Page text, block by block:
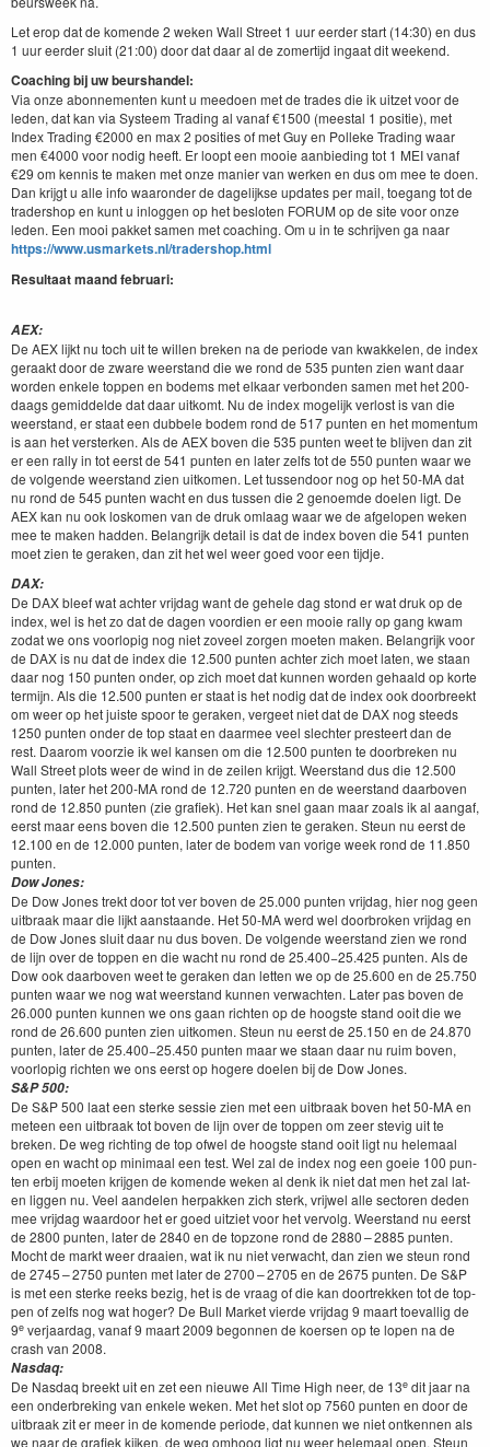
Let erop dat de komende 2 weken Wall Street 1 uur eerder start (14:30) en dus
1 uur eerder sluit (21:00) door dat daar al de zomer­ti­jd ingaat dit weekend.
Coach­ing bij uw beur­shan­del:
Via onze abon­nementen kunt u mee­doen met de trades die ik uitzet voor de
leden, dat kan via Sys­teem Trad­ing al vanaf €1500 (meestal 1 posi­tie), met
Index Trad­ing €2000 en max2 posi­ties of met Guy en Polleke Trad­ing waar
men €4000 voor nodig heeft. Er loopt een mooie aan­bied­ing tot 1 MEIvanaf
€29 om ken­nis te mak­en met onze manier van werken en dus om mee te doen.
Dan kri­jgt u alle info waaron­der de dagelijkse updates per mail, toe­gang tot de
trader­shop en kunt u inloggen op het besloten FORUMop de site voor onze
leden. Een mooi pakket samen met coach­ing. Om u in te schri­jven ga naar
https://​www​.usmar​kets​.nl/​t​r​a​d​e​r​s​h​o​p​.html
Resul­taat maand februari:
AEX:
De AEXlijkt nu toch uit te willen breken na de peri­ode van kwakke­len, de index
ger­aakt door de zware weer­stand die we rond de 535 pun­ten zien want daar
wor­den enkele top­pen en bodems met elka­ar ver­bon­den samen met het200-
daags gemid­delde dat daar uitkomt. Nu de index mogelijk ver­lost is van die
weer­stand, er staat een dubbele bodem rond de 517pun­ten en het momen­tum
is aan het ver­sterken. Als de AEXboven die 535 pun­ten weet te bli­jven dan zit
er een ral­ly in tot eerst de 541 pun­ten en lat­er zelfs tot de 550 pun­ten waar we
de vol­gende weer­stand zien uitkomen. Let tussendoor nog op het50-MAdat
nu rond de 545 pun­ten wacht en dus tussen die 2 genoemde doe­len ligt. De
AEXkan nu ook loskomen van de druk omlaag waar we de afgelopen weken
mee te mak­en had­den. Belan­grijk detail is dat de index boven die 541 pun­ten
moet zien te ger­ak­en, dan zit het wel weer goed voor een tijdje.
DAX:
De DAXbleef wat achter vri­jdag want de gehele dag stond er wat druk op de
index, wel is het zo dat de dagen voor­di­en er een mooie ral­ly op gang kwam
zodat we ons voor­lop­ig nog niet zoveel zor­gen moeten mak­en. Belan­grijk voor
de DAXis nu dat de index die 12.500 pun­ten achter zich moet lat­en, we staan
daar nog 150 pun­ten onder, op zich moet dat kun­nen wor­den gehaald op korte
ter­mi­jn. Als die 12.500 pun­ten er staat is het nodig dat de index ook door­breekt
om weer op het juiste spoor te ger­ak­en, vergeet niet dat de DAXnog steeds
1250 pun­ten onder de top staat en daarmee veel slechter presteert dan de
rest. Daarom voorzie ik wel kansen om die 12.500 pun­ten te door­breken nu
Wall Street plots weer de wind in de zeilen kri­jgt. Weer­stand dus die 12.500
pun­ten, lat­er het200-MArond de 12.720 pun­ten en de weer­stand daar­boven
rond de 12.850 pun­ten (zie grafiek). Het kan snel gaan maar zoals ik al aan­gaf,
eerst maar eens boven die 12.500 pun­ten zien te ger­ak­en. Ste­un nu eerst de
12.100 en de 12.000 pun­ten, lat­er de bodem van vorige week rond de 11.850
pun­ten.
Dow Jones:
De Dow Jones trekt door tot ver boven de 25.000 pun­ten vri­jdag, hier nog geen
uit­braak maar die lijkt aanstaande. Het50-MAwerd wel door­bro­ken vri­jdag en
de Dow Jones sluit daar nu dus boven. De vol­gende weer­stand zien we rond
de lijn over de top­pen en die wacht nu rond de 25.400−25.425 pun­ten. Als de
Dow ook daar­boven weet te ger­ak­en dan let­ten we op de 25.600 en de 25.750
pun­ten waar we nog wat weer­stand kun­nen verwacht­en. Lat­er pas boven de
26.000 pun­ten kun­nen we ons gaan richt­en op de hoog­ste stand ooit die we
rond de 26.600 pun­ten zien uitkomen. Ste­un nu eerst de 25.150 en de 24.870
pun­ten, lat­er de 25.400−25.450 pun­ten maar we staan daar nu ruim boven,
voor­lop­ig richt­en we ons eerst op hogere doe­len bij de Dow Jones.
S&P500:
De S&P500 laat een sterke sessie zien met een uit­braak boven het50-MAen
meteen een uit­braak tot boven de lijn over de top­pen om zeer ste­vig uit te
breken. De weg richt­ing de top ofwel de hoog­ste stand ooit ligt nu hele­maal
open en wacht op min­i­maal een test. Wel zal de index nog een goeie 100 pun­
ten erbij moeten kri­j­gen de komende weken al denk ik niet dat men het zal lat­
en liggen nu. Veel aan­de­len her­pakken zich sterk, vri­jwel alle sec­toren deden
mee vri­jdag waar­door het er goed uitzi­et voor het ver­volg. Weer­stand nu eerst
de 2800 pun­ten, lat­er de 2840 en de top­zone rond de 2880–2885 pun­ten.
Mocht de markt weer draaien, wat ik nu niet verwacht, dan zien we ste­un rond
de 2745–2750 pun­ten met lat­er de 2700–2705 en de 2675 pun­ten. De S&P
is met een sterke reeks bezig, het is de vraag of die kan doortrekken tot de top­
pen of zelfs nog wat hoger? De Bull Mar­ket vierde vri­jdag 9 maart toe­val­lig de
9e ver­jaardag, vanaf9 maart2009 begonnen de koersen op te lopen na de
crash van 2008.
Nas­daq:
De Nas­daq breekt uit en zet een nieuwe All Time High neer, de 13e dit jaar na
een onder­brek­ing van enkele weken. Met het slot op7560 pun­ten en door de
uit­braak zit er meer in de komende peri­ode, dat kun­nen we niet ontken­nen als
we naar de grafiek kijken, de weg omhoog ligt nu weer hele­maal open. Ste­un